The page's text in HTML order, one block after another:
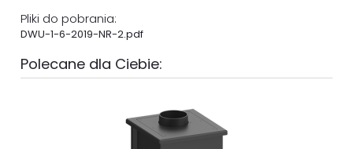
Pliki do pobrania:
DWU-1-6-2019-NR-2.pdf
Polecane dla Ciebie: